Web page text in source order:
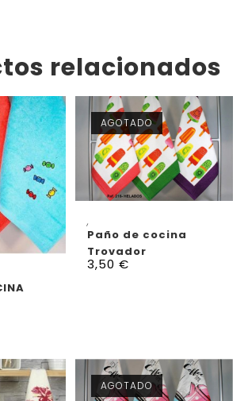
relacionados
AGOTADO
,
Paño de cocina
Trovador
3,50€
AGOTADO